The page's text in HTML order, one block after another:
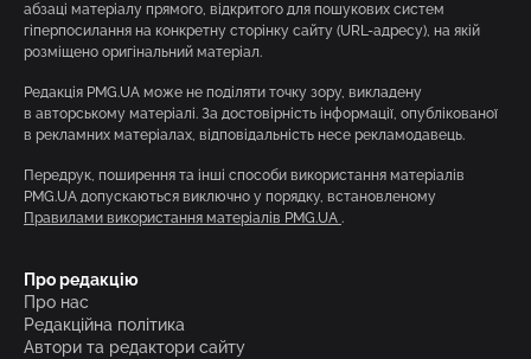
абзаці матеріалу прямого, відкритого для пошукових систем
гіперпосилання на конкретну сторінку сайту (URL-адресу), на якій
розміщено оригінальний матеріал.
Редакція PMG.UA може не поділяти точку зору, викладену
в авторському матеріалі. За достовірність інформації, опублікованої
в рекламних матеріалах, відповідальність несе рекламодавець.
Передрук, поширення та інші способи використання матеріалів
PMG.UA допускаються виключно у порядку, встановленому
Правилами використання матеріалів PMG.UA .
Про редакцію
Про нас
Редакційна політика
Автори та редактори сайту